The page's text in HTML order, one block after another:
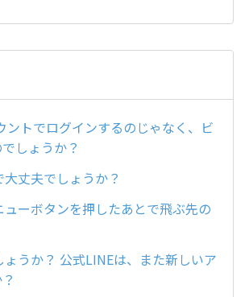
トでログインするのじゃなく、ビ
しょうか？
丈夫でしょうか？
ーボタンを押したあとで飛ぶ先の
うか？ 公式LINEは、また新しいア